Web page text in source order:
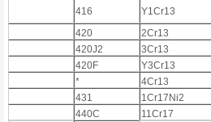
416 Y1Cr13
420
2Cr13
420J2
3Cr13
420F
Y3Cr13
*
4Cr13
431
1Cr17Ni2
440C
11Cr17